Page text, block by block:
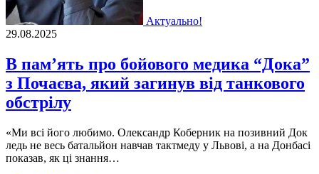
Актуально!
29.08.2025
В пам’ять про бойового медика “Дока”
з Почаєва, який загинув від танкового
обстрілу
«Ми всі його любимо. Олександр Коберник на позивний Док
ледь не весь батальйон навчав тактмеду у Львові, а на Донбасі
показав, як ці знання…